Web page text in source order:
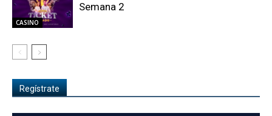
CASINO
Semana 2
Regístrate